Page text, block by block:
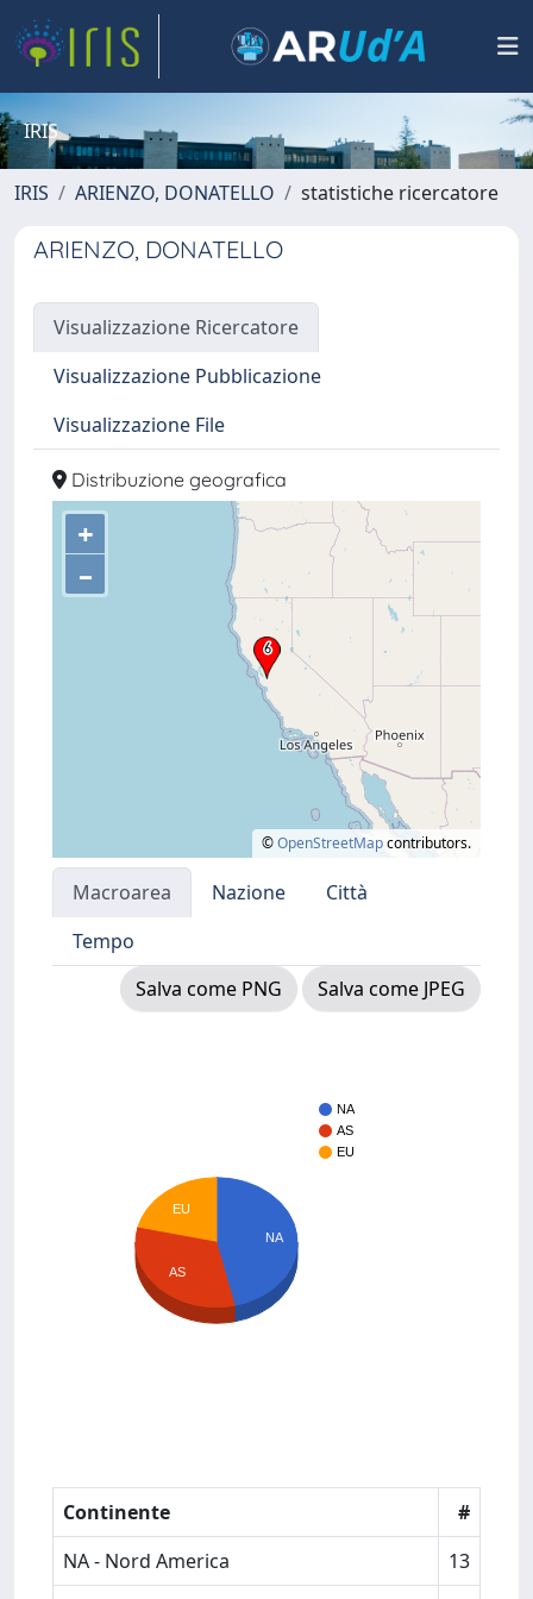
IRIS
IRIS ARIENZO, DONATELLO statistiche ricercatore
ARIENZO, DONATELLO
Visualizzazione Ricercatore
Visualizzazione Pubblicazione
Visualizzazione File
Distribuzione geografica
+
–
©OpenStreetMapcontributors.
Macroarea Nazione
Città
Tempo
Salva come PNG
Salva come JPEG
NA
AS
EU
NA
EU
AS
Continente
#
NA - Nord America
13